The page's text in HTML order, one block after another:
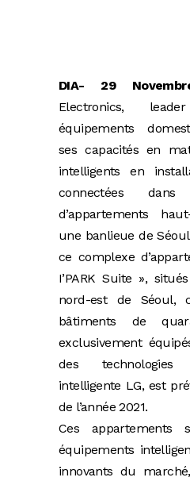
DIA- 29
Electronics,
équipements
ses capacités en
intelligents en
connectées
d’appartements
une banlieue de
ce complexe
I’PARK Suite »,
nord-est de Séoul,
bâtiments de
exclusivement
des
intelligente LG, est
de l’année 2021.
Ces appartements
équipements
innovants du